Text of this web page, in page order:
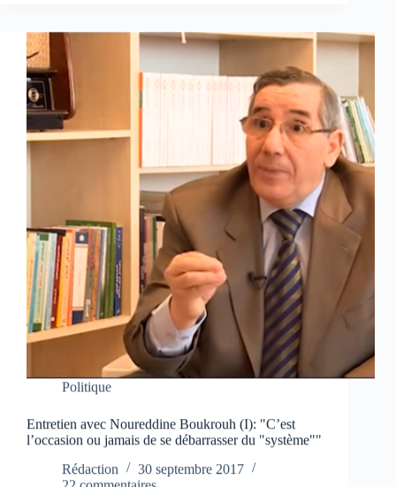
Politique
Entretien avec Noureddine Boukrouh (I): "C’est
l’occasion ou jamais de se débarrasser du "système""
Rédaction
30 septembre 2017